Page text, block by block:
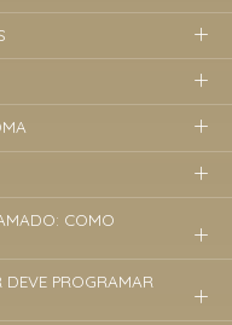
COMO
PROGRAMAR